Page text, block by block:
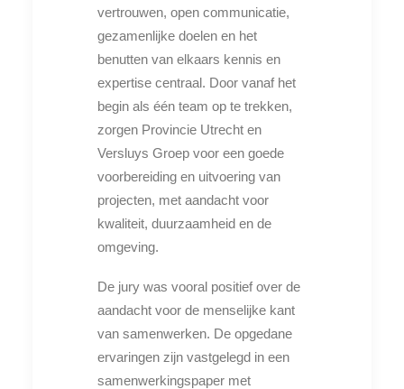
vertrouwen, open communicatie,
gezamenlijke doelen en het
benutten van elkaars kennis en
expertise centraal. Door vanaf het
begin als één team op te trekken,
zorgen Provincie Utrecht en
Versluys Groep voor een goede
voorbereiding en uitvoering van
projecten, met aandacht voor
kwaliteit, duurzaamheid en de
omgeving.
De jury was vooral positief over de
aandacht voor de menselijke kant
van samenwerken. De opgedane
ervaringen zijn vastgelegd in een
samenwerkingspaper met